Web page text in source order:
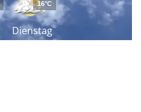
Dienstag
16°C